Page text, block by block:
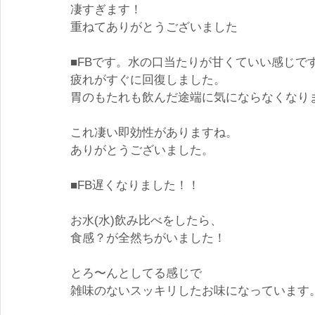
凄すぎます！
重ねてありがとうございました
■FBです。水の口当たりが甘くていい感じで
疲れがすぐに回復しました。
胃のもたれも飲んだ途端に気にならなくなり
これ凄い即効性がありますね。
ありがとうございました。
■FB遅くなりました！！
お水(水)飲み比べをしたら、
食感？が全然ちがいました！
とろ〜んとしてる感じで
雑味のないスッキリしたお味になっています。